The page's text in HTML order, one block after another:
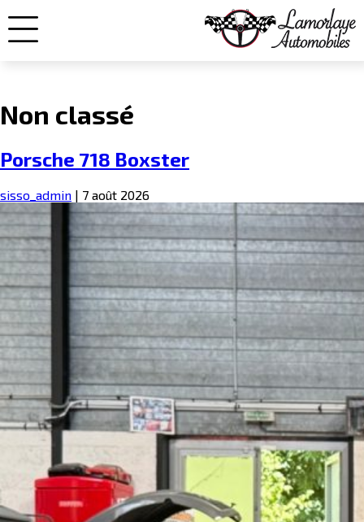
NOS
VENDUES
NOS
ENGAGEMENTS
QUI
SOMMES
NOUS
?
CONTACT
Non classé
Porsche 718 Boxster
sisso_admin | 7 août 2026